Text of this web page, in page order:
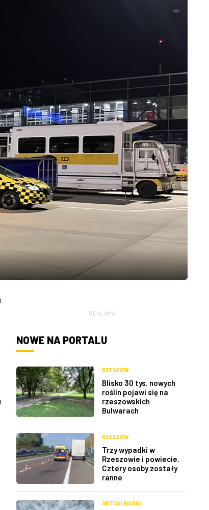
REKLAMA
NOWE NA PORTALU
RZESZÓW
Blisko 30 tys. nowych
roślin pojawi się na
rzeszowskich
Bulwarach
RZESZÓW
Trzy wypadki w
Rzeszowie i powiecie.
Cztery osoby zostały
ranne
AKTUALNOŚCI